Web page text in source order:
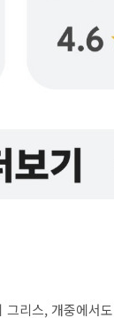
리스, 개중에서